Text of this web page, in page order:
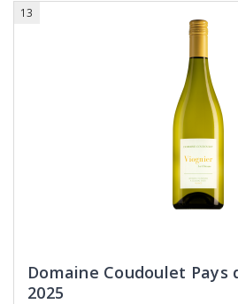
13
Domaine Coudoulet Pays
2025